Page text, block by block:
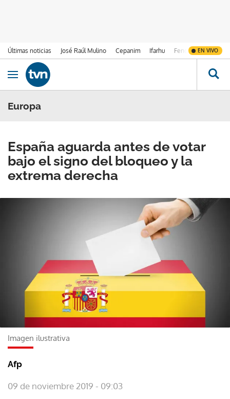
Últimas noticias José Raúl Mulino Cepanim Ifarhu Fenómeno de El
EN VIVO
Ir al contenido
Obrir navegació
Europa
España aguarda antes de votar
bajo el signo del bloqueo y la
extrema derecha
Imagen ilustrativa
Afp
09 de noviembre 2019 - 09:03